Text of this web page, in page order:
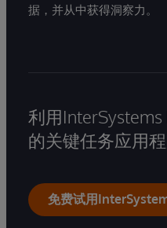
据，并从中获得洞察力。
利用
的关键任务应用
免费试用